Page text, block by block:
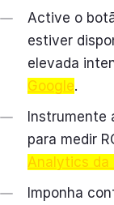
Active o
estiver
elevada
Google.
Instrumente
para medir
Analytics da
Imponha